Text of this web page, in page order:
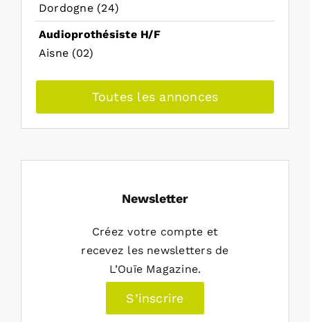
Dordogne (24)
Audioprothésiste H/F
Aisne (02)
Toutes les annonces
Newsletter
Créez votre compte et
recevez les newsletters de
L’Ouïe Magazine.
S’inscrire